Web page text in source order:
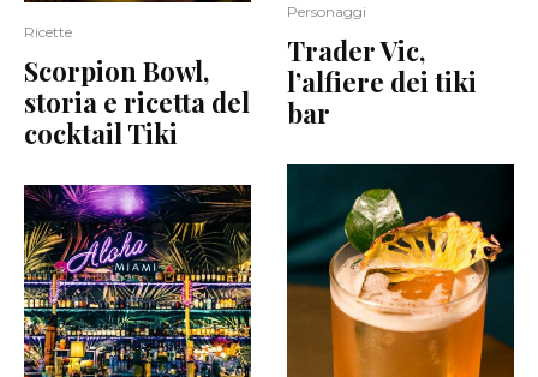
Ricette
Scorpion Bowl,
storia e ricetta del
cocktail Tiki
Personaggi
Trader Vic,
l’alfiere dei tiki
bar